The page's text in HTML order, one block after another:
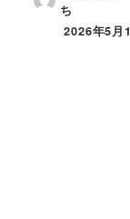
ち
2026年5月